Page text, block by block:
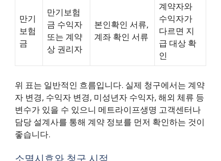
만기
보험
금
만기보험
금 수익자
또는 계약
상 권리자
본인확인 서류,
계좌 확인 서류
계약자와
수익자가
다르면 지
급 대상 확
인
위 표는 일반적인 흐름입니다. 실제 청구에서는 계약
자 변경, 수익자 변경, 미성년자 수익자, 해외 체류 등
변수가 있을 수 있으니 메트라이프생명 고객센터나
담당 설계사를 통해 계약 정보를 먼저 확인하는 것이
좋습니다.
소멸시효와 청구 시점